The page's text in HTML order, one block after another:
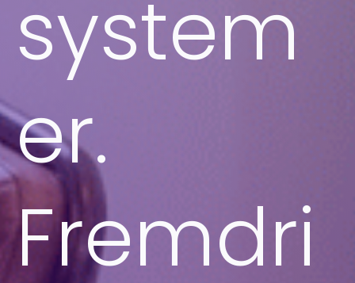
system
er.
Fremdri